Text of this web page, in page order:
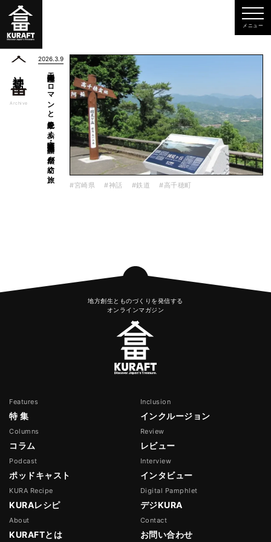
Archive
2026.3.9
天孫降臨のロマンと絶景を歩く「宮崎・高千穂」神話と自然が紡ぐ旅
#宮崎県 #神話 #鉄道 #高千穂町
地方創生とものづくりを発信する
オンラインマガジン
Features
特 集
Inclusion
インクルージョン
Columns
コラム
Review
レビュー
Podcast
ポッドキャスト
Interview
インタビュー
KURA Recipe
KURAレシピ
Digital Pamphlet
デジKURA
About
KURAFTとは
Contact
お問い合わせ